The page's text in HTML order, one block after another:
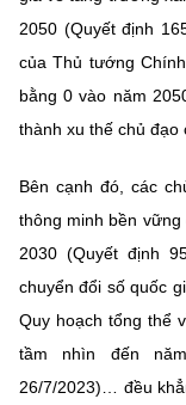
BỘ
Cơ quan chủ quản:
Chịu trách nhiệm nội
Giám đốc Trung tâm
Liên hệ
Email:
2050 (Quyết định
của Thủ tướng
bằng 0 vào năm
thành xu thế chủ đạo
Bên cạnh đó, các
thông minh bền
2030 (Quyết định
chuyển đổi số quốc
Quy hoạch tổng thể
tầm nhìn đến
26/7/2023)… đều